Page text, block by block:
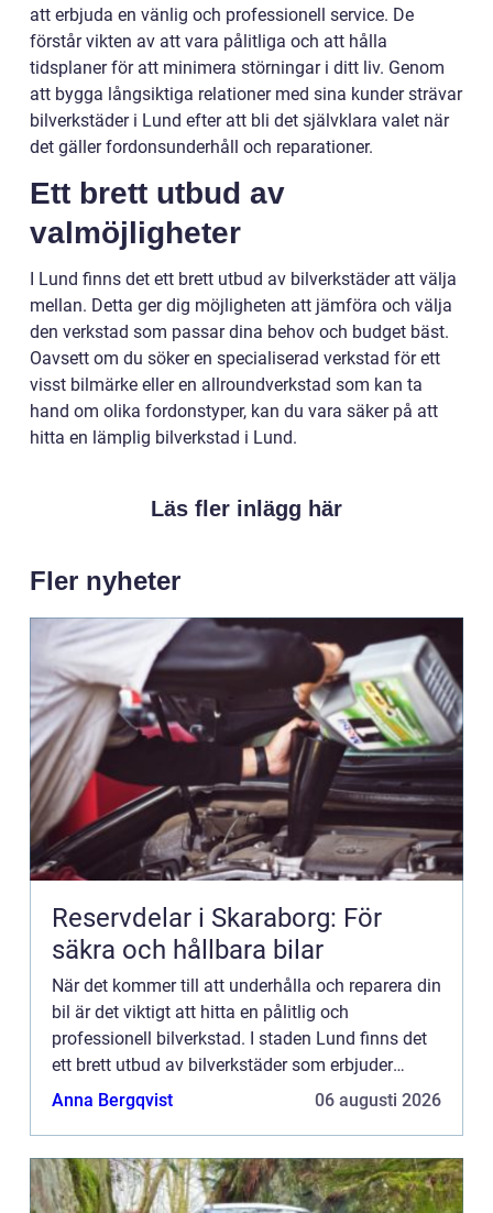
att erbjuda en vänlig och professionell service. De
förstår vikten av att vara pålitliga och att hålla
tidsplaner för att minimera störningar i ditt liv. Genom
att bygga långsiktiga relationer med sina kunder strävar
bilverkstäder i Lund efter att bli det självklara valet när
det gäller fordonsunderhåll och reparationer.
Ett brett utbud av
valmöjligheter
I Lund finns det ett brett utbud av bilverkstäder att välja
mellan. Detta ger dig möjligheten att jämföra och välja
den verkstad som passar dina behov och budget bäst.
Oavsett om du söker en specialiserad verkstad för ett
visst bilmärke eller en allroundverkstad som kan ta
hand om olika fordonstyper, kan du vara säker på att
hitta en lämplig bilverkstad i Lund.
Läs fler inlägg här
Fler nyheter
Reservdelar i Skaraborg: För
säkra och hållbara bilar
När det kommer till att underhålla och reparera din
bil är det viktigt att hitta en pålitlig och
professionell bilverkstad. I staden Lund finns det
ett brett utbud av bilverkstäder som erbjuder
högkvalitativ service f&...
Anna Bergqvist 06 augusti 2026